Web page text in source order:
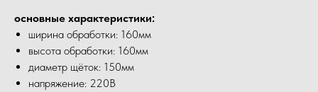
основные характеристики:
ширина обработки: 160мм
высота обработки: 160мм
диаметр щёток: 150мм
напряжение: 220В